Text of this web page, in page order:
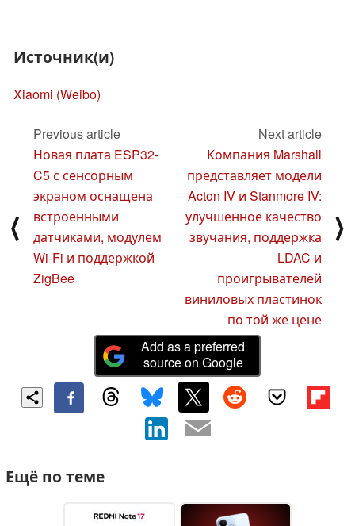
Источник(и)
Xiaomi (Weibo)
⟨
Previous article
Новая плата ESP32-
C5 с сенсорным
экраном оснащена
встроенными
датчиками, модулем
Wi-Fi и поддержкой
ZigBee
Next article
Компания Marshall
представляет модели
Acton IV и Stanmore IV:
улучшенное качество
звучания, поддержка
LDAC и
проигрывателей
виниловых пластинок
по той же цене
⟩
Add as a preferred
source on Google
Ещё по теме